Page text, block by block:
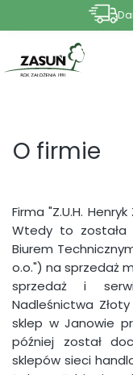
O firmie
Firma "Z.U.H.
Wtedy to została
Biurem
o.o.") na sprzedaż
sprzedaż i
Nadleśnictwa
sklep w Janowie
później został
sklepów sieci